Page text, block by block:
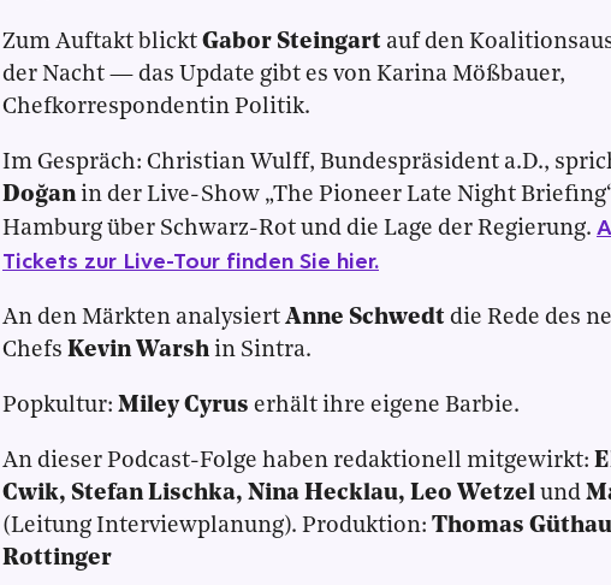
Zum Auftakt blickt Gabor Steingart auf den
der Nacht — das Update gibt es von Karina Mößbauer,
Chefkorrespondentin Politik.
Im Gespräch: Christian Wulff, Bundespräsident a.D.,
Doğanin der Live-Show „The Pioneer Late Night
Hamburg über Schwarz-Rot und die Lage der Regierung.
Tickets zur Live-Tour finden Sie hier.
An den Märkten analysiert Anne Schwedt die Rede des
Chefs Kevin Warsh in Sintra.
Popkultur: Miley Cyrus erhält ihre eigene Barbie.
An dieser Podcast-Folge haben redaktionell mitgewirkt:
Cwik, Stefan Lischka, Nina Hecklau, Leo Wetzel und
(Leitung Interviewplanung). Produktion: Thomas
Rottinger